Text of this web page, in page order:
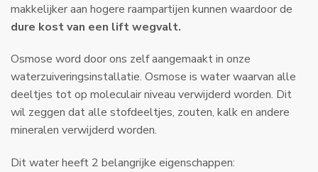
makkelijker aan hogere raampartijen kunnen waardoor de
dure kost van een lift wegvalt.
Osmose word door ons zelf aangemaakt in onze
waterzuiveringsinstallatie. Osmose is water waarvan alle
deeltjes tot op moleculair niveau verwijderd worden. Dit
wil zeggen dat alle stofdeeltjes, zouten, kalk en andere
mineralen verwijderd worden.
​Dit water heeft 2 belangrijke eigenschappen: